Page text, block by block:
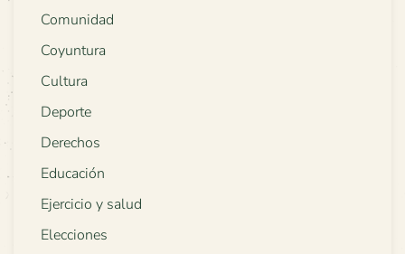
Comunidad
Coyuntura
Cultura
Deporte
Derechos
Educación
Ejercicio y salud
Elecciones